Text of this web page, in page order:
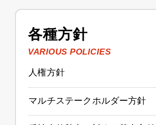
各種方針
VARIOUS POLICIES
人権方針
マルチステークホルダー方針